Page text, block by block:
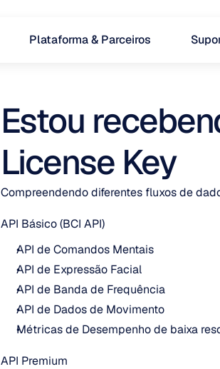
Plataforma & Parceiros
Estou
License Key
Compreendendo diferentes fluxos de
API Básico (BCI API)
API de Comandos Mentais
API de Expressão Facial
API de Banda de Frequência
API de Dados de Movimento
Métricas de Desempenho de baixa
API Premium